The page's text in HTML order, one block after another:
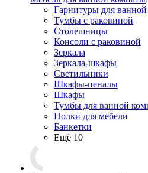
Гарнитуры для
Тумбы с раковиной
Столешницы
Консоли с раковиной
Зеркала
Зеркала-шкафы
Светильники
Шкафы-пеналы
Шкафы
Тумбы для ванной
Полки для мебели
Банкетки
Ещё 10